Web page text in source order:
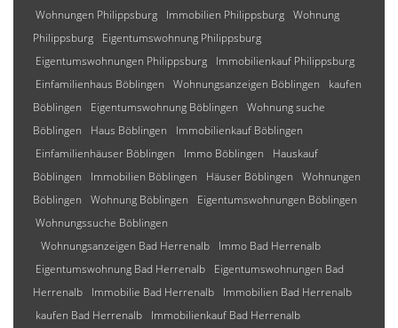
Wohnungen Philippsburg
Immobilien Philippsburg Wohnung
Philippsburg
Eigentumswohnung Philippsburg
Eigentumswohnungen Philippsburg
Immobilienkauf Philippsburg
Einfamilienhaus Böblingen
Wohnungsanzeigen Böblingen
kaufen
Böblingen
Eigentumswohnung Böblingen
Wohnung suche
Böblingen
Haus Böblingen
Immobilienkauf Böblingen
Einfamilienhäuser Böblingen
Immo Böblingen
Hauskauf
Böblingen
Immobilien Böblingen Häuser Böblingen
Wohnungen
Böblingen
Wohnung Böblingen
Eigentumswohnungen Böblingen
Wohnungssuche Böblingen
Wohnungsanzeigen Bad Herrenalb
Immo Bad Herrenalb
Eigentumswohnung Bad Herrenalb
Eigentumswohnungen Bad
Herrenalb
Immobilie Bad Herrenalb
Immobilien Bad Herrenalb
kaufen Bad Herrenalb
Immobilienkauf Bad Herrenalb